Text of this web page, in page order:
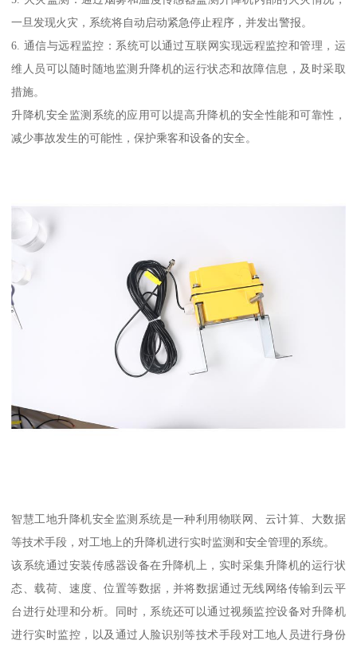
一旦发现火灾，系统将自动启动紧急停止程序，并发出警报。
6. 通信与远程监控：系统可以通过互联网实现远程监控和管理，运
维人员可以随时随地监测升降机的运行状态和故障信息，及时采取
措施。
升降机安全监测系统的应用可以提高升降机的安全性能和可靠性，
减少事故发生的可能性，保护乘客和设备的安全。
智慧工地升降机安全监测系统是一种利用物联网、云计算、大数据
等技术手段，对工地上的升降机进行实时监测和安全管理的系统。
该系统通过安装传感器设备在升降机上，实时采集升降机的运行状
态、载荷、速度、位置等数据，并将数据通过无线网络传输到云平
台进行处理和分析。同时，系统还可以通过视频监控设备对升降机
进行实时监控，以及通过人脸识别等技术手段对工地人员进行身份